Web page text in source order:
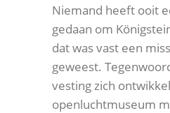
Niemand heeft ooit
gedaan om
dat was vast een
geweest.
vesting zich
openluchtmuseum